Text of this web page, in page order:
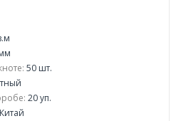
50 шт.
20 уп.
Китай